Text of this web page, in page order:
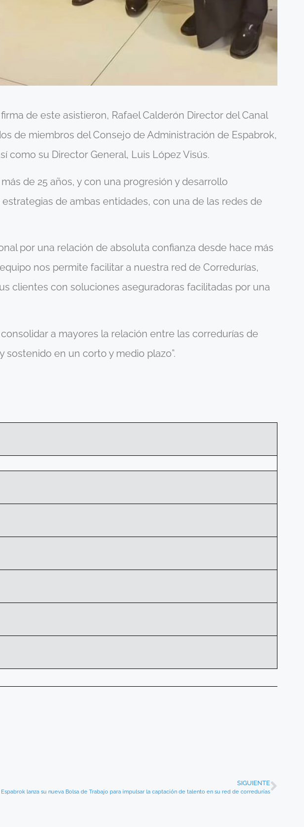
de este asistieron, Rafael Calderón Director del Canal
de miembros del Consejo de Administración de Espabrok,
como su Director General, Luis López Visús.
de 25 años, y con una progresión y desarrollo
de ambas entidades, con una de las redes de
por una relación de absoluta confianza desde hace más
nos permite facilitar a nuestra red de Corredurías,
clientes con soluciones aseguradoras facilitadas por una
a mayores la relación entre las corredurías de
en un corto y medio plazo”.
SIGUIENTE
Espabrok lanza su nueva Bolsa de Trabajo para impulsar la captación de talento en su red de corredurías